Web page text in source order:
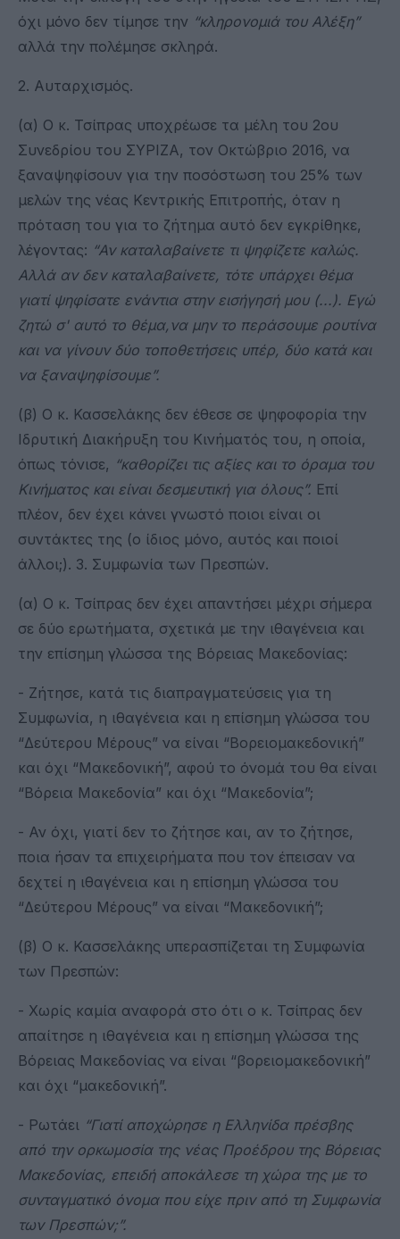
όχι μόνο δεν τίμησε την “κληρονομιά του Αλέξη”
αλλά την πολέμησε σκληρά.
2. Αυταρχισμός.
(α) Ο κ. Τσίπρας υποχρέωσε τα μέλη του 2ου
Συνεδρίου του ΣΥΡΙΖΑ, τον Οκτώβριο 2016, να
ξαναψηφίσουν για την ποσόστωση του 25% των
μελών της νέας Κεντρικής Επιτροπής, όταν η
πρόταση του για το ζήτημα αυτό δεν εγκρίθηκε,
λέγοντας: “Αν καταλαβαίνετε τι ψηφίζετε καλώς.
Αλλά αν δεν καταλαβαίνετε, τότε υπάρχει θέμα
γιατί ψηφίσατε ενάντια στην εισήγησή μου (...). Εγώ
ζητώ σ' αυτό το θέμα,να μην το περάσουμε ρουτίνα
και να γίνουν δύο τοποθετήσεις υπέρ, δύο κατά και
να ξαναψηφίσουμε”.
(β) Ο κ. Κασσελάκης δεν έθεσε σε ψηφοφορία την
Ιδρυτική Διακήρυξη του Κινήματός του, η οποία,
όπως τόνισε, “καθορίζει τις αξίες και το όραμα του
Κινήματος και είναι δεσμευτική για όλους”. Επί
πλέον, δεν έχει κάνει γνωστό ποιοι είναι οι
συντάκτες της (ο ίδιος μόνο, αυτός και ποιοί
άλλοι;). 3. Συμφωνία των Πρεσπών.
(α) Ο κ. Τσίπρας δεν έχει απαντήσει μέχρι σήμερα
σε δύο ερωτήματα, σχετικά με την ιθαγένεια και
την επίσημη γλώσσα της Βόρειας Μακεδονίας:
- Ζήτησε, κατά τις διαπραγματεύσεις για τη
Συμφωνία, η ιθαγένεια και η επίσημη γλώσσα του
“Δεύτερου Μέρους” να είναι “Βορειομακεδονική”
και όχι “Μακεδονική”, αφού το όνομά του θα είναι
“Βόρεια Μακεδονία” και όχι “Μακεδονία”;
- Αν όχι, γιατί δεν το ζήτησε και, αν το ζήτησε,
ποια ήσαν τα επιχειρήματα που τον έπεισαν να
δεχτεί η ιθαγένεια και η επίσημη γλώσσα του
“Δεύτερου Μέρους” να είναι “Μακεδονική”;
(β) Ο κ. Κασσελάκης υπερασπίζεται τη Συμφωνία
των Πρεσπών:
- Χωρίς καμία αναφορά στο ότι ο κ. Τσίπρας δεν
απαίτησε η ιθαγένεια και η επίσημη γλώσσα της
Βόρειας Μακεδονίας να είναι “βορειομακεδονική”
και όχι “μακεδονική”.
- Ρωτάει “Γιατί αποχώρησε η Ελληνίδα πρέσβης
από την ορκωμοσία της νέας Προέδρου της Βόρειας
Μακεδονίας, επειδή αποκάλεσε τη χώρα της με το
συνταγματικό όνομα που είχε πριν από τη Συμφωνία
των Πρεσπών;”.